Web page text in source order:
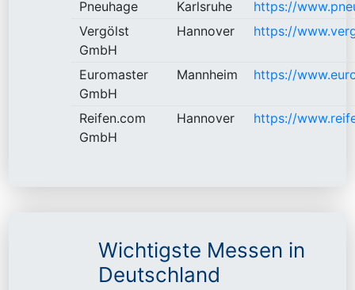
Pneuhage
Karlsruhe
https://
Vergölst
GmbH
Hannover https://
Euromaster
GmbH
Mannheim https://
Reifen.com
GmbH
Hannover https://
Wichtigste Messen in
Deutschland